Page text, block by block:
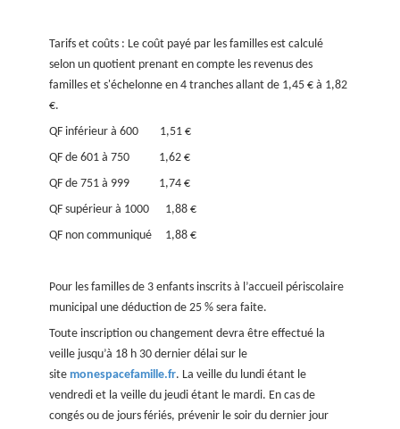
Tarifs et coûts : Le coût payé par les familles est calculé
selon un quotient prenant en compte les revenus des
familles et s'échelonne en 4 tranches allant de 1,45 € à 1,82
€.
QF inférieur à 600 1,51 €
QF de 601 à 750 1,62 €
QF de 751 à 999 1,74 €
QF supérieur à 1000 1,88 €
QF non communiqué 1,88 €
Pour les familles de 3 enfants inscrits à l’accueil périscolaire
municipal une déduction de 25 % sera faite.
Toute inscription ou changement devra être effectué la
veille jusqu’à 18 h 30 dernier délai sur le
sitemonespacefamille.fr. La veille du lundi étant le
vendredi et la veille du jeudi étant le mardi. En cas de
congés ou de jours fériés, prévenir le soir du dernier jour